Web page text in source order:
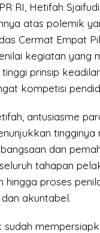
RI, Hetifah
atas polemik
Cermat Empat
kegiatan yang
prinsip
kompetisi
antusiasme
dan
tahapan
hingga proses
akuntabel.
sudah